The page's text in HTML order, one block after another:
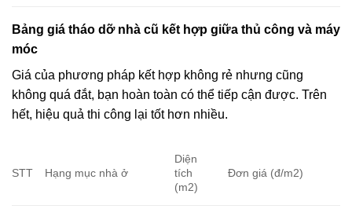
Bảng giá tháo dỡ nhà cũ kết hợp giữa thủ công và máy
móc
Giá của phương pháp kết hợp không rẻ nhưng cũng
không quá đắt, bạn hoàn toàn có thể tiếp cận được. Trên
hết, hiệu quả thi công lại tốt hơn nhiều.
STT Hạng mục nhà ở
Diện
tích
(m2)
Đơn giá (đ/m2)